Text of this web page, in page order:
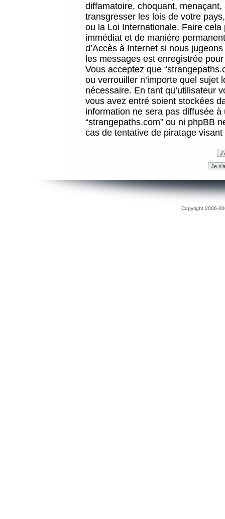
diffamatoire, choquant,
transgresser les lois de votre
ou la Loi Internationale. Faire
immédiat et de manière
d’Accès à Internet si nous
les messages est enregistrée
Vous acceptez que
ou verrouiller n’importe quel sujet
nécessaire. En tant qu’utilisateur
vous avez entré soient stockées
information ne sera pas diffusée
“strangepaths.com” ou ni phpBB
cas de tentative de piratage
Copyright 2006-